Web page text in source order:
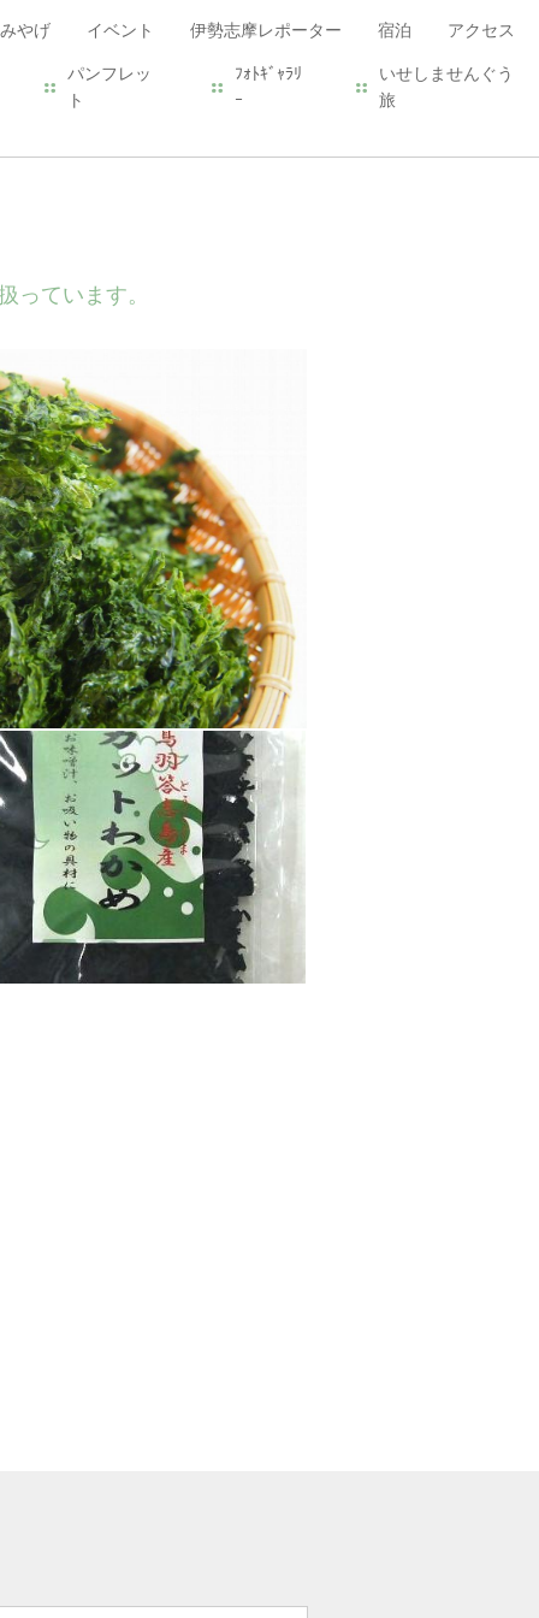
やげ イベント 伊勢志摩レポーター 宿泊 アクセス
パンフレッ
ト
ﾌｫﾄｷﾞｬﾗﾘ
ｰ
いせしませんぐう
旅
っています。